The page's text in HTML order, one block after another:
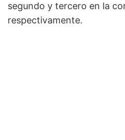
segundo y tercero en la
respectivamente.